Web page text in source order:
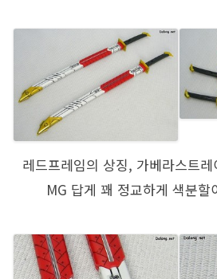
레드프레임의 상징, 가베라스트
MG 답게 꽤 정교하게 색분할